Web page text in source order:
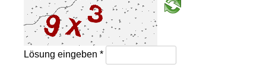
Lösung eingeben*